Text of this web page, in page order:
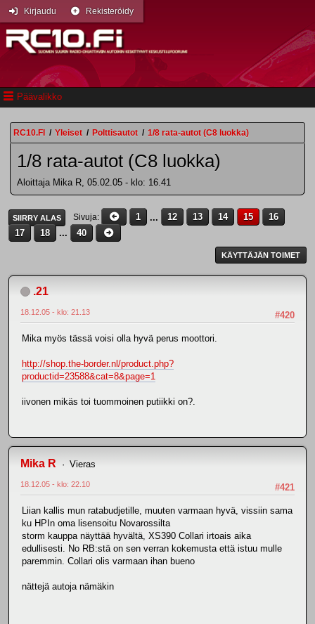
Päävalikko
Kirjaudu Rekisteröidy
RC10.FI / Yleiset / Polttisautot / 1/8 rata-autot (C8 luokka)
1/8 rata-autot (C8 luokka)
Aloittaja Mika R, 05.02.05 - klo: 16.41
SIIRRY ALAS Sivuja 1 ... 12 13 14 15
16
17
18 ... 40
KÄYTTÄJÄN TOIMET
.21
#420
18.12.05 - klo: 21.13
Mika myös tässä voisi olla hyvä perus moottori.
http://shop.the-border.nl/product.php?
productid=23588&cat=8&page=1
iivonen mikäs toi tuommoinen putiikki on?.
Mika R Vieras
#421
18.12.05 - klo: 22.10
Liian kallis mun ratabudjetille, muuten varmaan hyvä, vissiin sama
ku HPIn oma lisensoitu Novarossilta
storm kauppa näyttää hyvältä, XS390 Collari irtoais aika
edullisesti. No RB:stä on sen verran kokemusta että istuu mulle
paremmin. Collari olis varmaan ihan bueno
nättejä autoja nämäkin